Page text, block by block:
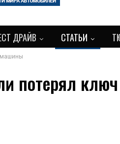
ДРАЙВ СТАТЬИ
машины
потерял